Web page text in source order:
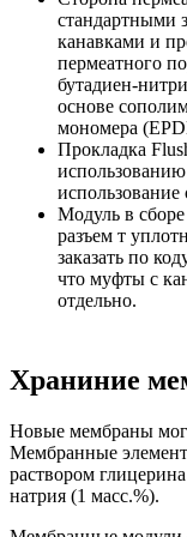
стандартными
канавками и
пермеатного
бутадиен-
основе
мономера
Прокладка
использование
Модуль в
разъем т
заказать по
что муфты с
отдельно.
Храниние
Новые мембраны
Мембранные
раствором
натрия (1 масс.%).